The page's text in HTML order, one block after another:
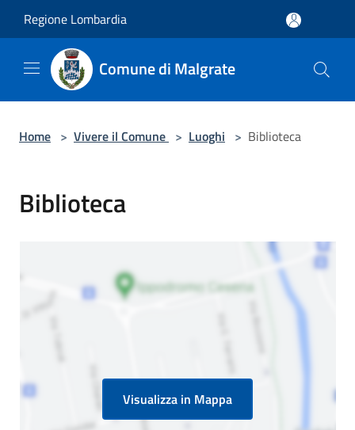
Regione Lombardia
Comune di Malgrate
Home > Vivere il Comune > Luoghi > Biblioteca
Biblioteca
Visualizza in Mappa